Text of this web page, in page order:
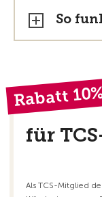
So
Rabatt
für
Als TCS-Mitglied